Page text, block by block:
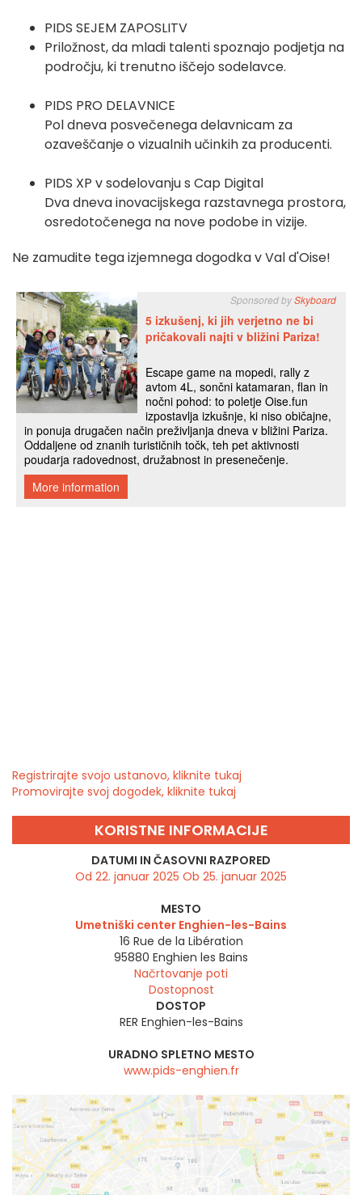
PIDS SEJEM ZAPOSLITV
Priložnost, da mladi talenti spoznajo podjetja na
področju, ki trenutno iščejo sodelavce.
PIDS PRO DELAVNICE
Pol dneva posvečenega delavnicam za
ozaveščanje o vizualnih učinkih za producenti.
PIDS XP v sodelovanju s Cap Digital
Dva dneva inovacijskega razstavnega prostora,
osredotočenega na nove podobe in vizije.
Ne zamudite tega izjemnega dogodka v Val d'Oise!
Registrirajte svojo ustanovo, kliknite tukaj
Promovirajte svoj dogodek, kliknite tukaj
KORISTNE INFORMACIJE
DATUMI IN ČASOVNI RAZPORED
Od 22. januar 2025 Ob 25. januar 2025
MESTO
Umetniški center Enghien-les-Bains
16 Rue de la Libération
95880 Enghien les Bains
Načrtovanje poti
Dostopnost
DOSTOP
RER Enghien-les-Bains
URADNO SPLETNO MESTO
www.pids-enghien.fr